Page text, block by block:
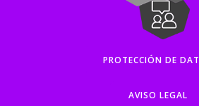
PROTECCIÓN DE
AVISO LEGAL